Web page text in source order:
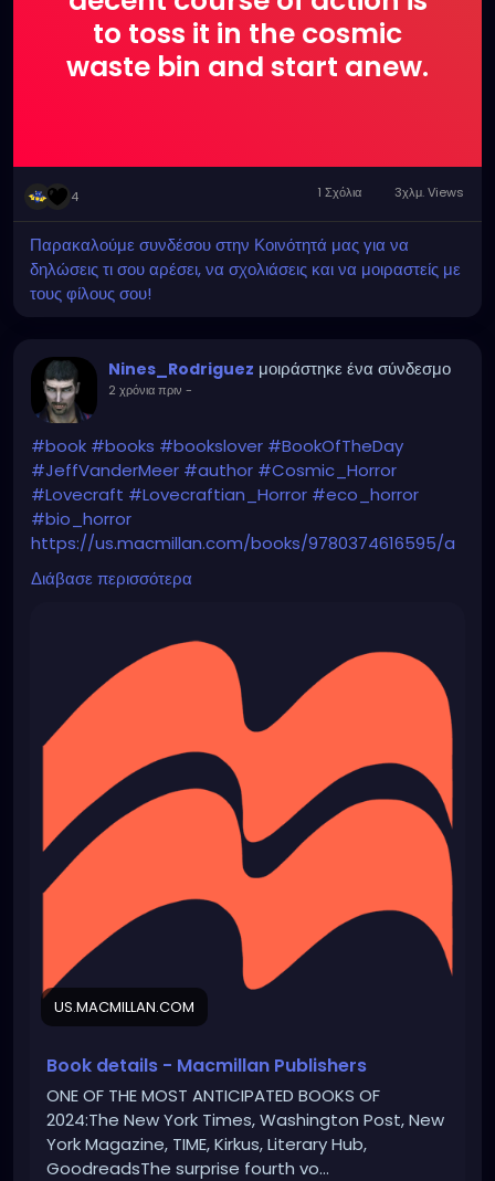
to toss it in the cosmic
waste bin and start anew.
4 1 Σχόλια 3χλμ. Views
Παρακαλούμε συνδέσου στην Κοινότητά μας για να
δηλώσεις τι σου αρέσει, να σχολιάσεις και να μοιραστείς με
τους φίλους σου!
Nines_Rodriguez μοιράστηκε ένα σύνδεσμο
2 χρόνια πριν -
#book #books #bookslover #BookOfTheDay
#JeffVanderMeer #author #Cosmic_Horror
#Lovecraft #Lovecraftian_Horror #eco_horror
#bio_horror
https://us.macmillan.com/books/9780374616595/a
bsolution
Διάβασε περισσότερα
US.MACMILLAN.COM
Book details - Macmillan Publishers
ONE OF THE MOST ANTICIPATED BOOKS OF
2024:The New York Times, Washington Post, New
York Magazine, TIME, Kirkus, Literary Hub,
GoodreadsThe surprise fourth vo...